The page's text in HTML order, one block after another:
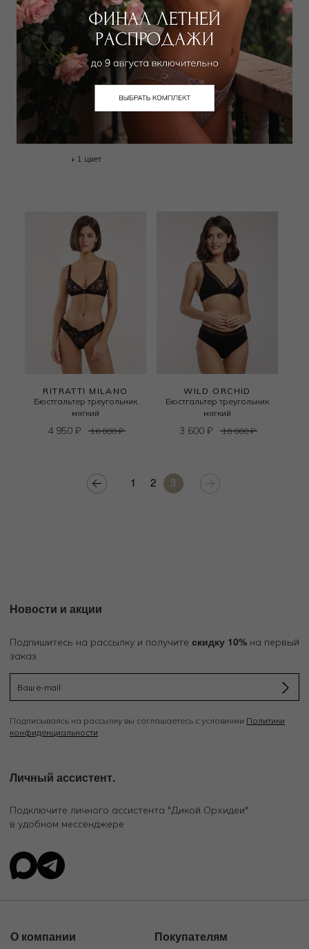
Бюстгальтер классический
+ 700 бонусов
+ 1 цвет
RITRATTI MILANO
Бюстгальтер треугольник
мягкий
4 050₽ 10 000
RITRATTI MILANO
Бюстгальтер треугольник
мягкий
4 950 ₽ 16 000₽
WILD ORCHID
Бюстгальтер треугольник
мягкий
3 600 ₽ 10 000₽
1 2 3
Новости и акции
Подпишитесь на рассылку и получите скидку 10% на первый
заказ
Подписываясь на рассылку вы соглашаетесь с условиями Политики
конфиденциальности
Личный ассистент.
Подключите личного ассистента "Дикой Орхидеи"
в удобном мессенджере
О компании Покупателям